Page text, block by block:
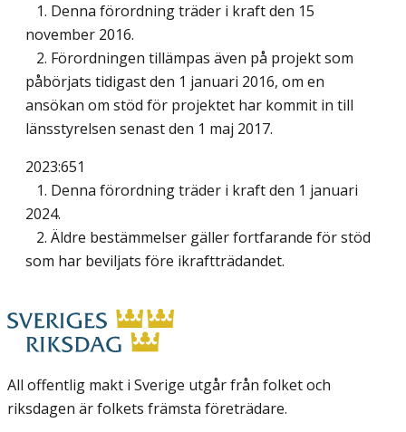
1. Denna förordning träder i kraft den 15
november 2016.
2. Förordningen tillämpas även på projekt som
påbörjats tidigast den 1 januari 2016, om en
ansökan om stöd för projektet har kommit in till
länsstyrelsen senast den 1 maj 2017.
2023:651
1. Denna förordning träder i kraft den 1 januari
2024.
2. Äldre bestämmelser gäller fortfarande för stöd
som har beviljats före ikraftträdandet.
All offentlig makt i Sverige utgår från folket och
riksdagen är folkets främsta företrädare.